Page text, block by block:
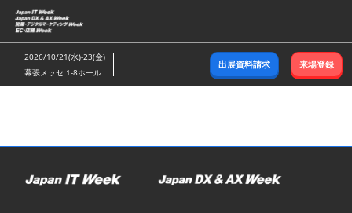
ス
キ
ッ
し
む
2026/10/21(水)-23(金)
幕張メッセ 1-8ホール
出展資料請求 来場登録